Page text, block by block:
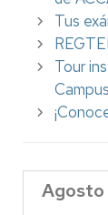
Tus
Tour